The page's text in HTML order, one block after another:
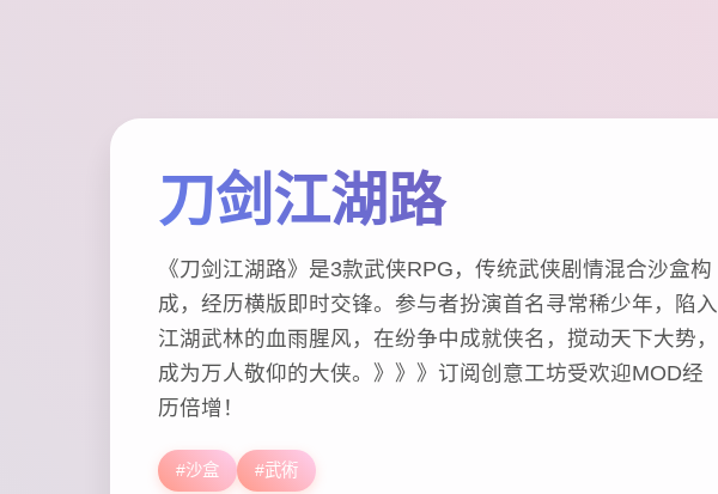
刀剑江湖路
《刀剑江湖路》是3款武侠RPG，传统武侠剧情混合沙盒构
成，经历横版即时交锋。参与者扮演首名寻常稀少年，陷入
江湖武林的血雨腥风，在纷争中成就侠名，搅动天下大势，
成为万人敬仰的大侠。》》》订阅创意工坊受欢迎MOD经
历倍增！
#沙盒 #武術